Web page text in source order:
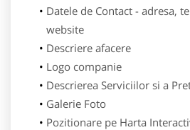
Datele de Contact - adresa,
website
Descriere afacere
Logo companie
Descrierea Serviciilor si a
Galerie Foto
Pozitionare pe Harta